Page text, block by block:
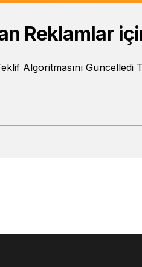
Reklamlar
Algoritmasını